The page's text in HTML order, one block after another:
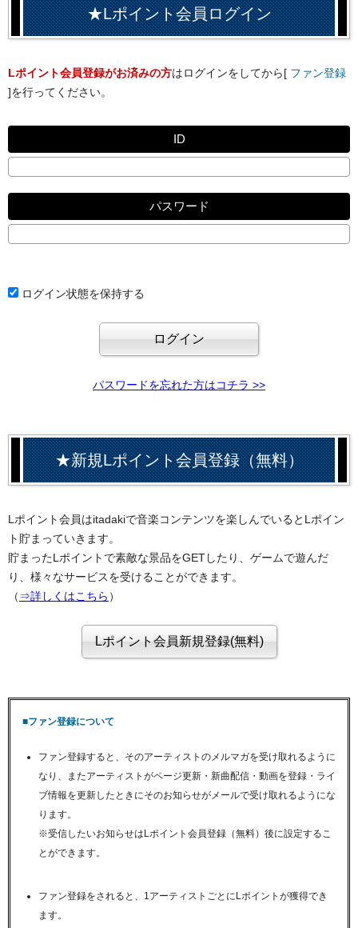
★Lポイント会員ログイン
Lポイント会員登録がお済みの方はログインをしてから[ ファン登録
]を行ってください。
ID
パスワード
ログイン状態を保持する
パスワードを忘れた方はコチラ >>
★新規Lポイント会員登録（無料）
Lポイント会員はitadakiで音楽コンテンツを楽しんでいるとLポイン
ト貯まっていきます。
貯まったLポイントで素敵な景品をGETしたり、ゲームで遊んだ
り、様々なサービスを受けることができます。
（ ⇒詳しくはこちら ）
■ファン登録について
ファン登録すると、そのアーティストのメルマガを受け取れるように
なり、またアーティストがページ更新・新曲配信・動画を登録・ライ
ブ情報を更新したときにそのお知らせがメールで受け取れるようにな
ります。
※受信したいお知らせはLポイント会員登録（無料）後に設定するこ
とができます。
ファン登録をされると、1アーティストごとにLポイントが獲得でき
ます。